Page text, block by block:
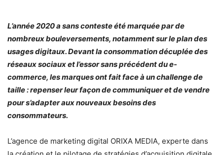
L’année 2020 a sans conteste été marquée par de
nombreux bouleversements, notamment sur le plan des
usages digitaux. Devant la consommation décuplée des
réseaux sociaux et l’essor sans précédent du e-
commerce, les marques ont fait face à un challenge de
taille : repenser leur façon de communiquer et de vendre
pour s’adapter aux nouveaux besoins des
consommateurs.
L’agence de marketing digital ORIXA MEDIA, experte dans